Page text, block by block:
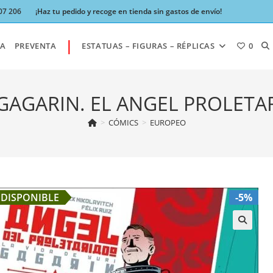
206 ¡Haz tu pedido y recoge en tienda sin gastos de envío!
PREVENTA | ESTATUAS – FIGURAS – RÉPLICAS 0
EL ANGEL
> CÓMICS > EUROPEO
DISPONIBLE -5%